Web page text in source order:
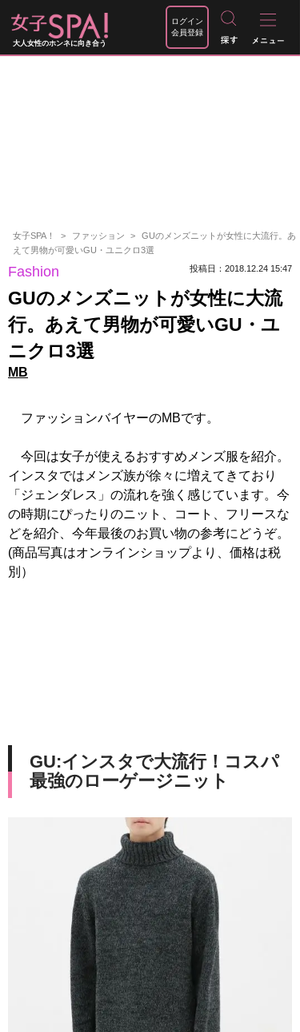
大人女性のホンネに向き合う
ログイン
会員登録
女子SPA！ ファッション
GUのメンズニットが女性に大流行。あ
えて男物が可愛いGU・ユニクロ3選
Fashion 投稿日：2018.12.24 15:47
GUのメンズニットが女性に大流
行。あえて男物が可愛いGU・ユ
ニクロ3選
MB
ファッションバイヤーのMBです。
今回は女子が使えるおすすめメンズ服を紹介。
インスタではメンズ族が徐々に増えてきており
「ジェンダレス」の流れを強く感じています。今
の時期にぴったりのニット、コート、フリースな
どを紹介、今年最後のお買い物の参考にどうぞ。
(商品写真はオンラインショップより、価格は税
別）
GU:インスタで大流行！コスパ
最強のローゲージニット